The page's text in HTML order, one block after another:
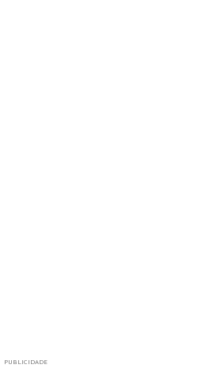
PUBLICIDADE